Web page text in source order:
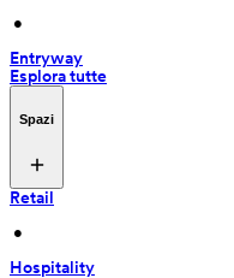
•
Entryway
Esplora tutte
Spazi
Retail
•
Hospitality